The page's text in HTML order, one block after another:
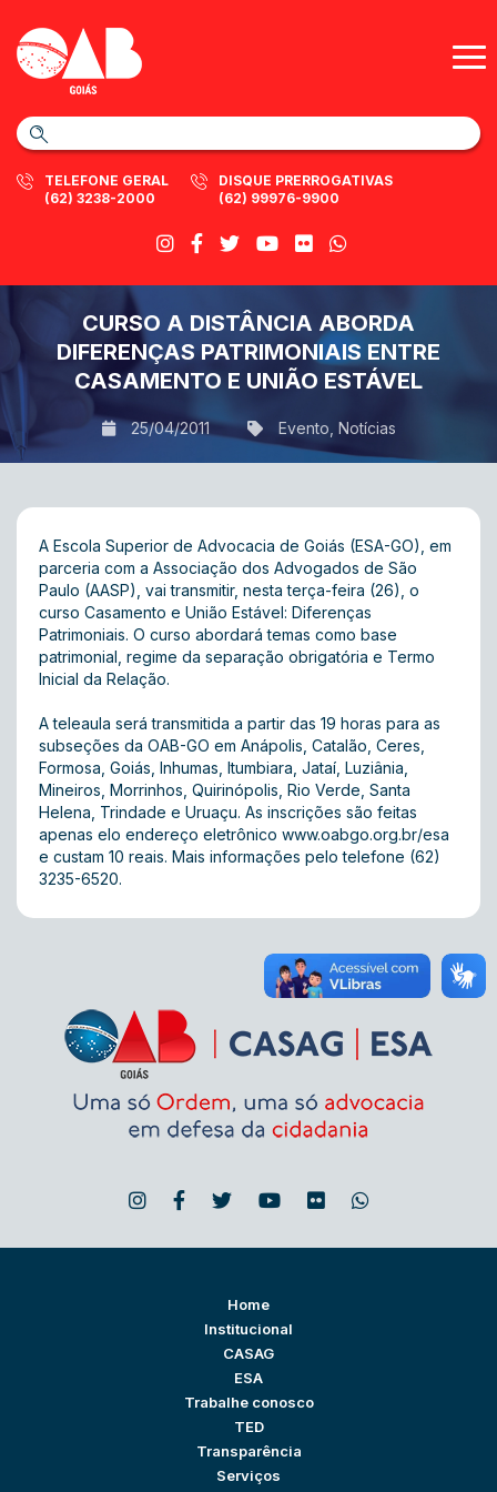
TELEFONE GERAL
(62) 3238-2000
DISQUE PRERROGATIVAS
(62) 99976-9900
CURSO A DISTÂNCIA ABORDA
DIFERENÇAS PATRIMONIAIS ENTRE
CASAMENTO E UNIÃO ESTÁVEL
25/04/2011 Evento Notícias
A Escola Superior de Advocacia de Goiás (ESA-GO), em
parceria com a Associação dos Advogados de São
Paulo (AASP), vai transmitir, nesta terça-feira (26), o
curso Casamento e União Estável: Diferenças
Patrimoniais. O curso abordará temas como base
patrimonial, regime da separação obrigatória e Termo
Inicial da Relação.
A teleaula será transmitida a partir das 19 horas para as
subseções da OAB-GO em Anápolis, Catalão, Ceres,
Formosa, Goiás, Inhumas, Itumbiara, Jataí, Luziânia,
Mineiros, Morrinhos, Quirinópolis, Rio Verde, Santa
Helena, Trindade e Uruaçu. As inscrições são feitas
apenas elo endereço eletrônico www.oabgo.org.br/esa
e custam 10 reais. Mais informações pelo telefone (62)
3235-6520.
Home
Institucional
CASAG
ESA
Trabalhe conosco
TED
Transparência
Serviços